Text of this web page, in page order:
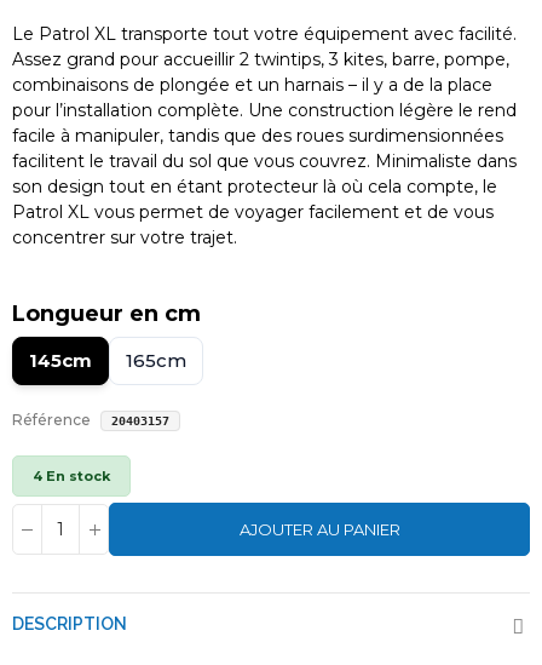
Le Patrol XL transporte tout votre équipement avec facilité.
Assez grand pour accueillir 2 twintips, 3 kites, barre, pompe,
combinaisons de plongée et un harnais – il y a de la place
pour l’installation complète. Une construction légère le rend
facile à manipuler, tandis que des roues surdimensionnées
facilitent le travail du sol que vous couvrez. Minimaliste dans
son design tout en étant protecteur là où cela compte, le
Patrol XL vous permet de voyager facilement et de vous
concentrer sur votre trajet.
Longueur en cm
145cm 165cm
Référence 20403157
4 En stock
AJOUTER AU PANIER
DESCRIPTION